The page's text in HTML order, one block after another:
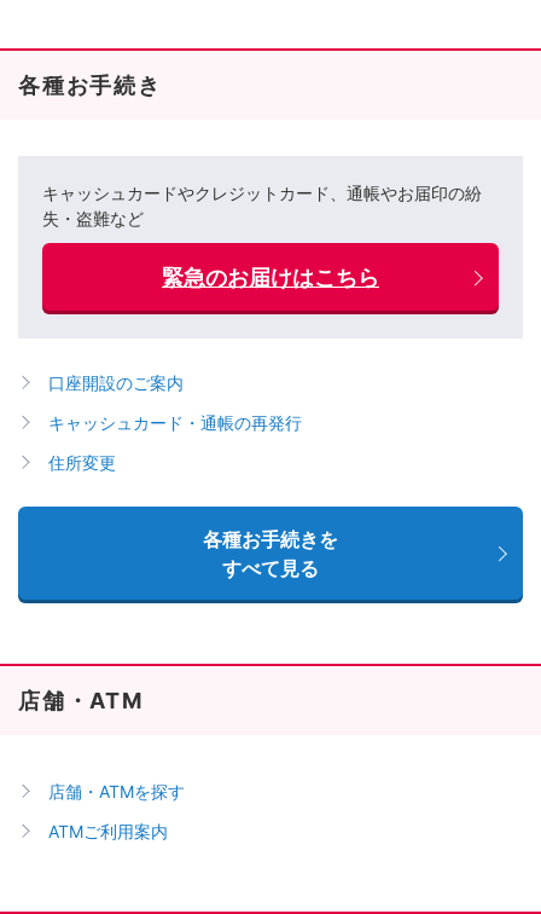
各種お手続き
キャッシュカードやクレジットカード、通帳やお届印の紛
失・盗難など
緊急のお届けはこちら
口座開設のご案内
キャッシュカード・通帳の再発行
住所変更
各種お手続きを
すべて見る
店舗・ATM
店舗・ATMを探す
ATMご利用案内